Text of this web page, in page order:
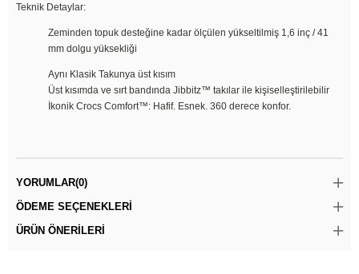
Teknik Detaylar:
Zeminden topuk desteğine kadar ölçülen yükseltilmiş 1,6 inç / 41
mm dolgu yüksekliği
Aynı Klasik Takunya üst kısım
Üst kısımda ve sırt bandında Jibbitz™ takılar ile kişiselleştirilebilir
İkonik Crocs Comfort™: Hafif. Esnek. 360 derece konfor.
YORUMLAR(0)
ÖDEME SEÇENEKLERI
ÜRÜN ÖNERILERI